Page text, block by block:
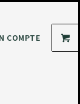
COMPTE